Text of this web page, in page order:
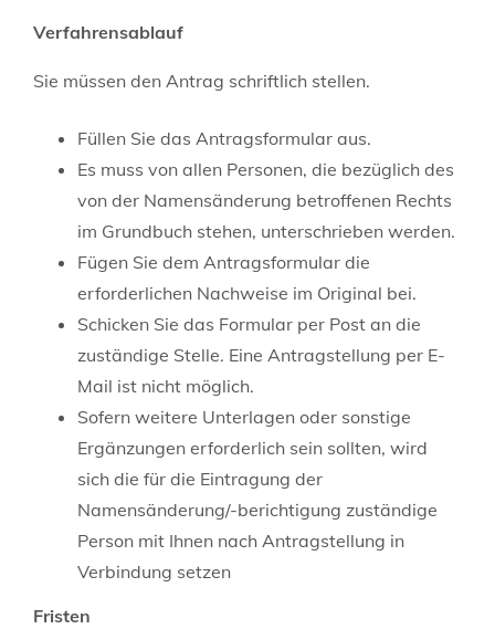
Verfahrensablauf
Sie müssen den Antrag schriftlich stellen.
Füllen Sie das Antragsformular aus.
Es muss von allen Personen, die bezüglich des
von der Namensänderung betroffenen Rechts
im Grundbuch stehen, unterschrieben werden.
Fügen Sie dem Antragsformular die
erforderlichen Nachweise im Original bei.
Schicken Sie das Formular per Post an die
zuständige Stelle. Eine Antragstellung per E-
Mail ist nicht möglich.
Sofern weitere Unterlagen oder sonstige
Ergänzungen erforderlich sein sollten, wird
sich die für die Eintragung der
Namensänderung/-berichtigung zuständige
Person mit Ihnen nach Antragstellung in
Verbindung setzen
Fristen